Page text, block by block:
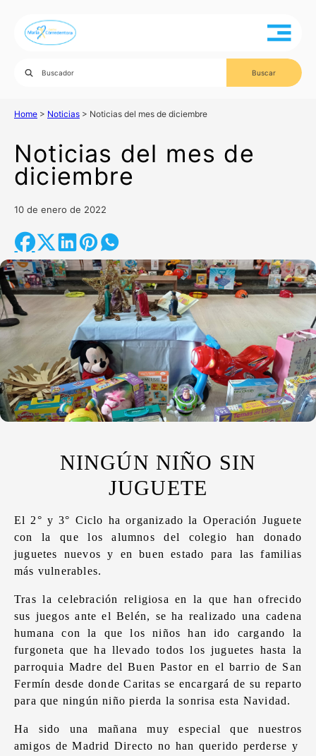
Home > Noticias > Noticias del mes de diciembre
Noticias del mes de
diciembre
10 de enero de 2022
NINGÚN NIÑO SIN
JUGUETE
El 2° y 3° Ciclo ha organizado la Operación Juguete
con la que los alumnos del colegio han donado
juguetes nuevos y en buen estado para las familias
más vulnerables.
Tras la celebración religiosa en la que han ofrecido
sus juegos ante el Belén, se ha realizado una cadena
humana con la que los niños han ido cargando la
furgoneta que ha llevado todos los juguetes hasta la
parroquia Madre del Buen Pastor en el barrio de San
Fermín desde donde Caritas se encargará de su reparto
para que ningún niño pierda la sonrisa esta Navidad.
Ha sido una mañana muy especial que nuestros
amigos de Madrid Directo no han querido perderse y